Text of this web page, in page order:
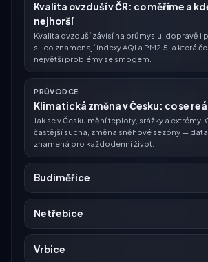
Kvalita ovzduší v ČR: co měříme a
nejhorší
Kvalita ovzduší závisí na průmyslu, dopravě i
si, co znamenají indexy AQI a PM2.5, a která
největší problémy se smogem.
PRŮVODCE
Klimatická změna v Česku: co se
Jak se v Česku mění teploty, srážky a extrémy.
častější sucha, změna sněhové sezóny — data
znamená pro každodenní život.
Budiměřice
Netřebice
Vrbice